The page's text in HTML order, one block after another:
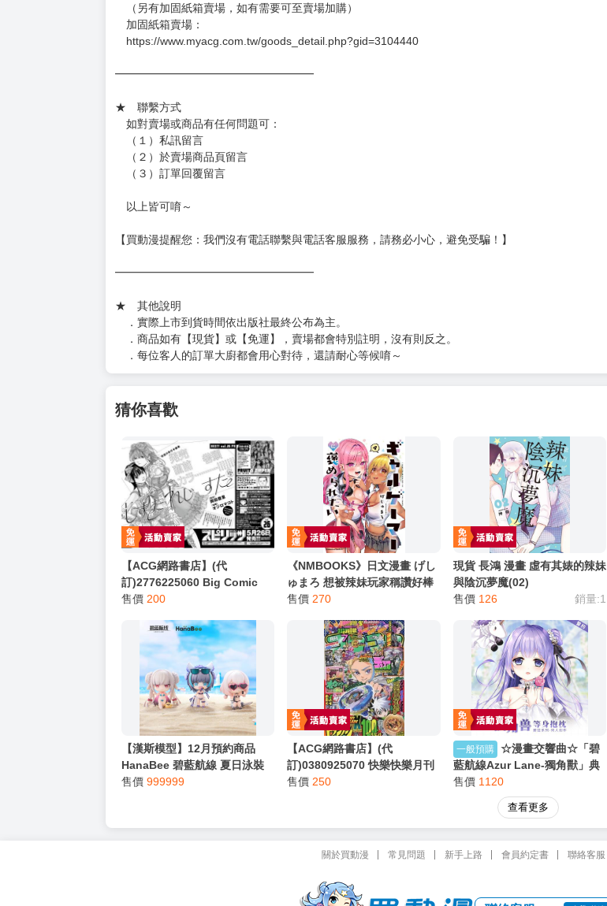
（另有加固紙箱賣場，如有需要可至賣場加購）
加固紙箱賣場：
https://www.myacg.com.tw/goods_detail.php?gid=3104440
━━━━━━━━━━━━━━━━━━
★ 聯繫方式
如對賣場或商品有任何問題可：
（１）私訊留言
（２）於賣場商品頁留言
（３）訂單回覆留言
以上皆可唷～
【買動漫提醒您：我們沒有電話聯繫與電話客服服務，請務必小心，避免受騙！】
━━━━━━━━━━━━━━━━━━
★ 其他說明
．實際上市到貨時間依出版社最終公布為主。
．商品如有【現貨】或【免運】，賣場都會特別註明，沒有則反之。
．每位客人的訂單大廚都會用心對待，還請耐心等候唷～
猜你喜歡
【ACG網路書店】(代
訂)2776225060 Big Comic
Spirits 2025年6月9日號 封
售價 200
《NMBOOKS》日文漫畫 げし
ゅまろ 想被辣妹玩家稱讚好棒
棒「ギャルゲーマーに褒めら
售價 270
現貨 長鴻 漫畫 虛有其婊的辣妹
與陰沉夢魔(02)
售價 126 銷量:1
【漢斯模型】12月預約商品
HanaBee 碧藍航線 夏日泳裝
盒玩 Vol.2 可畏 柴郡 天狼星 一
售價 999999
【ACG網路書店】(代
訂)0380925070 快樂快樂月刊
2025年7月號 附:決鬥大師 卡片
售價 250
一般預購 ☆漫畫交響曲☆「碧
藍航線Azur Lane-獨角獸」典
雅版等身枕套枕頭靠墊保護套&
半身小抱枕&雙面午安枕&同人
二創等身抱枕套 / Loading()
售價 1120
查看更多
關於買動漫 常見問題 新手上路 會員約定書 聯絡客服